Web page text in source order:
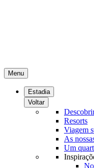
Menu
Estadia
Voltar
Resorts
Viagem
As
Um